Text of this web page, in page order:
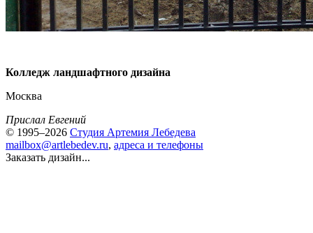
Колледж ландшафтного дизайна
Москва
Прислал Евгений
© 1995–2026 Студия Артемия Лебедева
mailbox@artlebedev.ru, адреса и телефоны
Заказать дизайн...